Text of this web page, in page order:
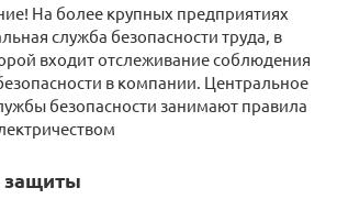
На более крупных предприятиях
служба безопасности труда, в
входит отслеживание соблюдения
в компании. Центральное
безопасности занимают правила
защиты